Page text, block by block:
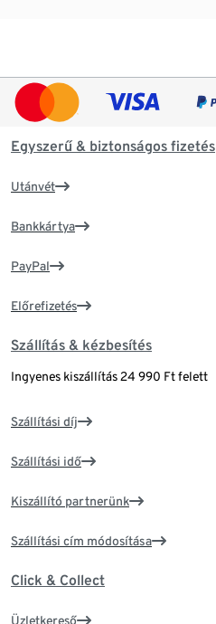
Egyszerű & biztonságos fizetés
Utánvét
Bankkártya
PayPal
Előrefizetés
Szállítás & kézbesítés
Ingyenes kiszállítás 24 990 Ft felett
Szállítási díj
Szállítási idő
Kiszállító partnerünk
Szállítási cím módosítása
Click & Collect
Üzletkereső